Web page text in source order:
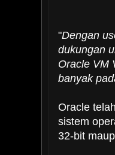
"Dengan
dukungan
Oracle VM
banyak
Oracle
sistem
32-bit